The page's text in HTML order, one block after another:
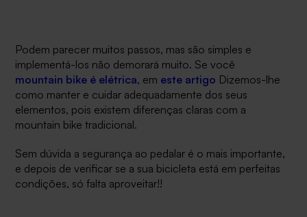
Podem parecer muitos passos, mas são simples e
implementá-los não demorará muito. Se você
mountain bike é elétrica, em este artigo Dizemos-lhe
como manter e cuidar adequadamente dos seus
elementos, pois existem diferenças claras com a
mountain bike tradicional.
Sem dúvida a segurança ao pedalar é o mais importante,
e depois de verificar se a sua bicicleta está em perfeitas
condições, só falta aproveitar!!